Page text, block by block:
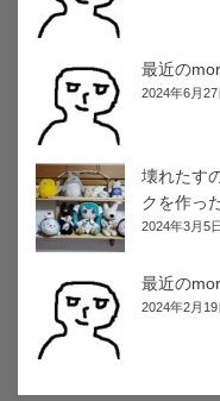
最近の
2024年6月27
壊れたす
クを作っ
2024年3月5日
最近の
2024年2月19